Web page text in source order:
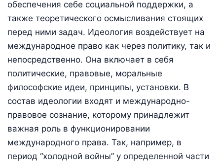
обеспечения себе социальной поддержки, а
также теоретического осмысливания стоящих
перед ними задач. Идеология воздействует на
международное право как через политику, так и
непосредственно. Она включает в себя
политические, правовые, моральные
философские идеи, принципы, установки. В
состав идеологии входят и международно-
правовое сознание, которому принадлежит
важная роль в функционировании
международного права. Так, например, в
период “холодной войны” у определенной части